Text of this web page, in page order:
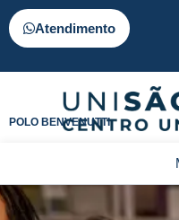
Atendimento
POLO BENVENUTTI